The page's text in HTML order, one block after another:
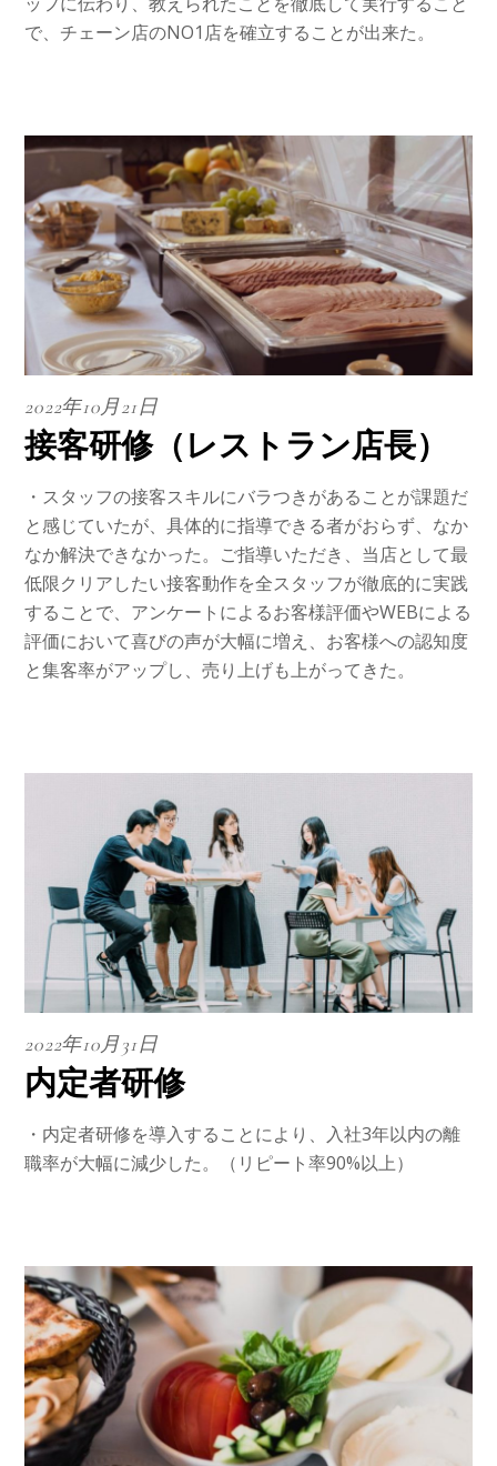
で、チェーン店のNO1店を確立することが出来た。
2022年10月21日
接客研修（レストラン店長）
・スタッフの接客スキルにバラつきがあることが課題だ
と感じていたが、具体的に指導できる者がおらず、なか
なか解決できなかった。ご指導いただき、当店として最
低限クリアしたい接客動作を全スタッフが徹底的に実践
することで、アンケートによるお客様評価やWEBによる
評価において喜びの声が大幅に増え、お客様への認知度
と集客率がアップし、売り上げも上がってきた。
2022年10月31日
内定者研修
・内定者研修を導入することにより、入社3年以内の離
職率が大幅に減少した。（リピート率90%以上）